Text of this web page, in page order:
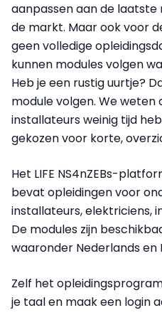
aanpassen aan de
de markt. Maar ook voor
geen volledige
kunnen modules volgen
Heb je een rustig uurtje?
module volgen. We weten
installateurs weinig tijd
gekozen voor korte,
Het LIFE NS4nZEBs-
bevat opleidingen voor
installateurs, elektriciens,
De modules zijn
waaronder Nederlands en
Zelf het
je taal en maak een login